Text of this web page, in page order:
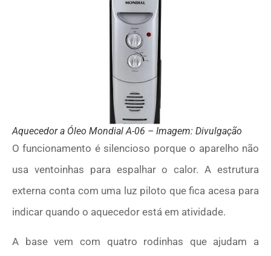
Aquecedor a Óleo Mondial A-06 – Imagem: Divulgação
O funcionamento é silencioso porque o aparelho não
usa ventoinhas para espalhar o calor. A estrutura
externa conta com uma luz piloto que fica acesa para
indicar quando o aquecedor está em atividade.
A base vem com quatro rodinhas que ajudam a